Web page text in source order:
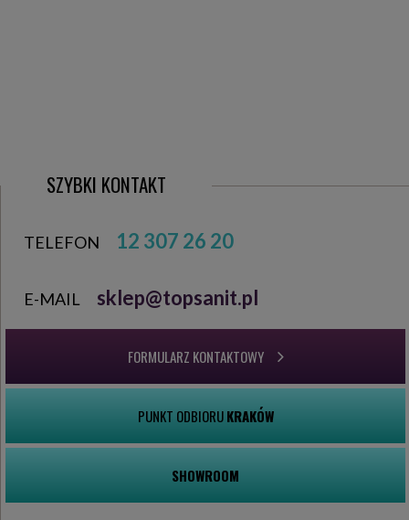
SZYBKI KONTAKT
TELEFON 12 307 26 20
E-MAIL sklep@topsanit.pl
FORMULARZ KONTAKTOWY
PUNKT ODBIORUKRAKÓW
SHOWROOM